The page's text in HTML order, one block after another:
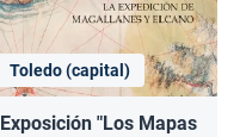
Toledo (capital)
Exposición "Los Mapas